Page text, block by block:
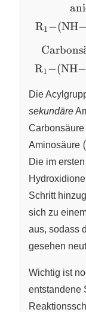
\\[4pt]
(NH-
COO^{-}}
\ce{HCl}
{cccc}
Amid} & &
\\[4pt]
(NH-
COO^{-}}
\ce{H+} &
\\[8pt]
mit
& & &
\ce{R1-
(C=O)-
COOH} &
RX
1−(NH−
Carbons
RX
1−(NH−
Die
sekundäre
Aminosäure (
Die im
Schritt
sich zu
aus, sodass
gesehen
Wichtig ist
entstandene